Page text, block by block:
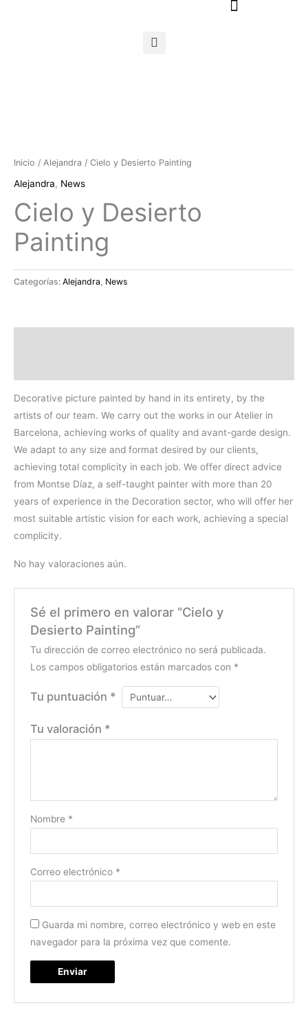
Inicio / Alejandra / Cielo y Desierto Painting
Alejandra, News
Cielo y Desierto
Painting
Categorías: Alejandra, News
Decorative picture painted by hand in its entirety, by the
artists of our team. We carry out the works in our Atelier in
Barcelona, achieving works of quality and avant-garde design.
We adapt to any size and format desired by our clients,
achieving total complicity in each job. We offer direct advice
from Montse Díaz, a self-taught painter with more than 20
years of experience in the Decoration sector, who will offer her
most suitable artistic vision for each work, achieving a special
complicity.
No hay valoraciones aún.
Sé el primero en valorar “Cielo y
Desierto Painting”
Tu dirección de correo electrónico no será publicada.
Los campos obligatorios están marcados con *
Tu puntuación *
Tu valoración *
Nombre *
Correo electrónico *
Guarda mi nombre, correo electrónico y web en este
navegador para la próxima vez que comente.